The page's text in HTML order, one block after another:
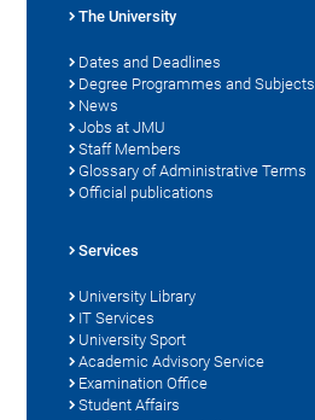
The University
Dates and Deadlines
Degree Programmes and Subjects
News
Jobs at JMU
Staff Members
Glossary of Administrative Terms
Official publications
Services
University Library
IT Services
University Sport
Academic Advisory Service
Examination Office
Student Affairs